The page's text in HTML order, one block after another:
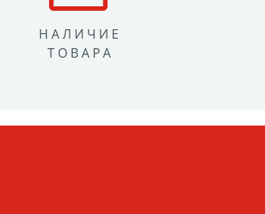
НАЛИЧИЕ
ТОВАРА